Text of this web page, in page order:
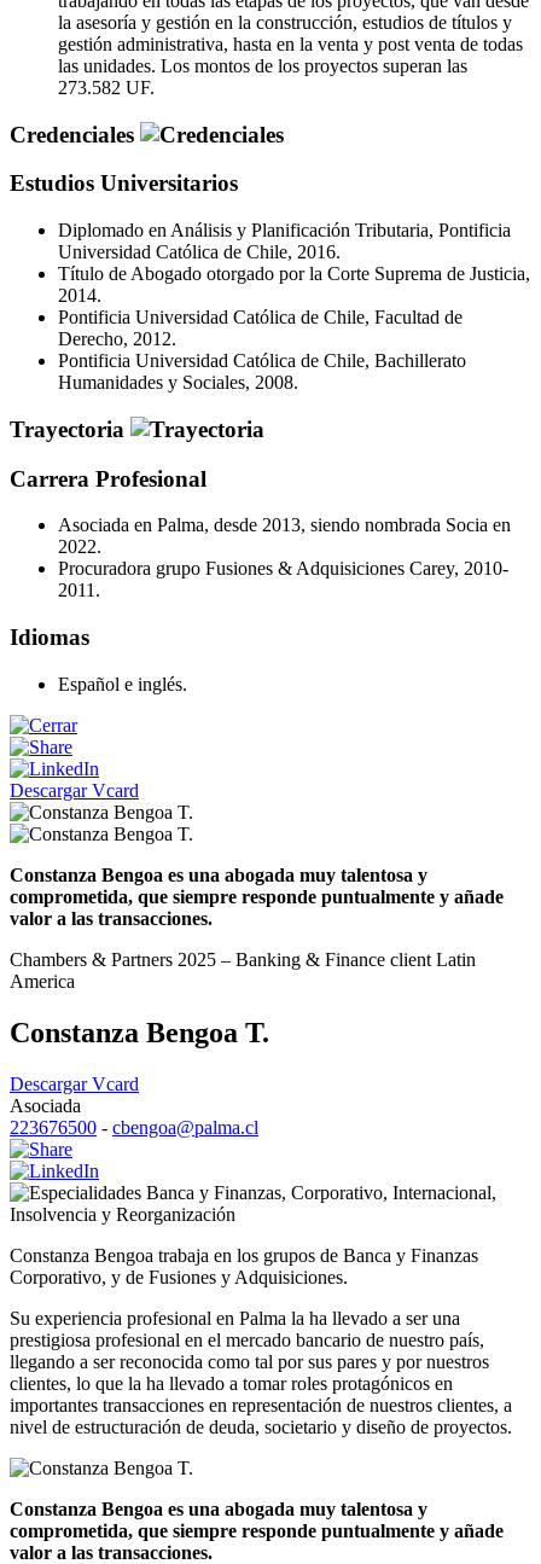
la asesoría y gestión en la construcción, estudios de títulos y
gestión administrativa, hasta en la venta y post venta de todas
las unidades. Los montos de los proyectos superan las
273.582 UF.
Credenciales
Estudios Universitarios
Diplomado en Análisis y Planificación Tributaria, Pontificia
Universidad Católica de Chile, 2016.
Título de Abogado otorgado por la Corte Suprema de Justicia,
2014.
Pontificia Universidad Católica de Chile, Facultad de
Derecho, 2012.
Pontificia Universidad Católica de Chile, Bachillerato
Humanidades y Sociales, 2008.
Trayectoria
Carrera Profesional
Asociada en Palma, desde 2013, siendo nombrada Socia en
2022.
Procuradora grupo Fusiones & Adquisiciones Carey, 2010-
2011.
Idiomas
Español e inglés.
Descargar Vcard
Constanza Bengoa es una abogada muy talentosa y
comprometida, que siempre responde puntualmente y añade
valor a las transacciones.
Chambers & Partners 2025 – Banking & Finance client Latin
America
Constanza Bengoa T.
Descargar Vcard
Asociada
223676500 - cbengoa@palma.cl
Banca y Finanzas, Corporativo, Internacional,
Insolvencia y Reorganización
Constanza Bengoa trabaja en los grupos de Banca y Finanzas
Corporativo, y de Fusiones y Adquisiciones.
Su experiencia profesional en Palma la ha llevado a ser una
prestigiosa profesional en el mercado bancario de nuestro país,
llegando a ser reconocida como tal por sus pares y por nuestros
clientes, lo que la ha llevado a tomar roles protagónicos en
importantes transacciones en representación de nuestros clientes, a
nivel de estructuración de deuda, societario y diseño de proyectos.
Constanza Bengoa es una abogada muy talentosa y
comprometida, que siempre responde puntualmente y añade
valor a las transacciones.